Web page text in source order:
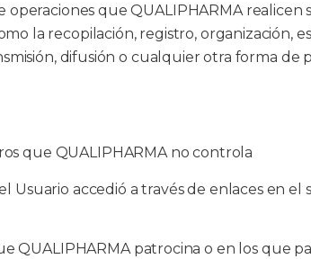
que QUALIPHARMA realicen
la recopilación, registro, organización,
difusión o cualquier otra forma de
que QUALIPHARMA no controla
Usuario accedió a través de enlaces en el
QUALIPHARMA patrocina o en los que